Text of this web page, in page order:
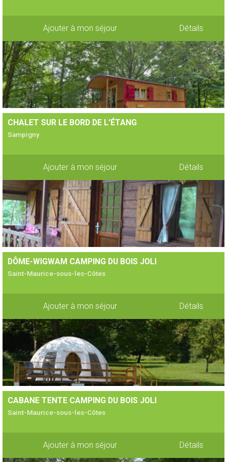
Ajouter à mon séjour Détails
CHALET SUR LE BORD DE L'ÉTANG
Sampigny
Ajouter à mon séjour Détails
DÔME-WIGWAM CAMPING DU BOIS JOLI
Saint-Maurice-sous-les-Côtes
Ajouter à mon séjour Détails
CABANE TENTE CAMPING DU BOIS JOLI
Saint-Maurice-sous-les-Côtes
Ajouter à mon séjour Détails